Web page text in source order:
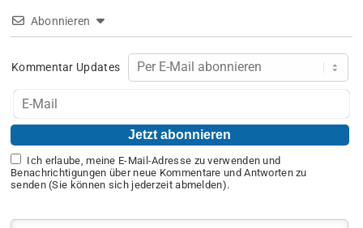
Abonnieren
Kommentar Updates
Ich erlaube, meine E-Mail-Adresse zu verwenden und
Benachrichtigungen über neue Kommentare und Antworten zu
senden (Sie können sich jederzeit abmelden).